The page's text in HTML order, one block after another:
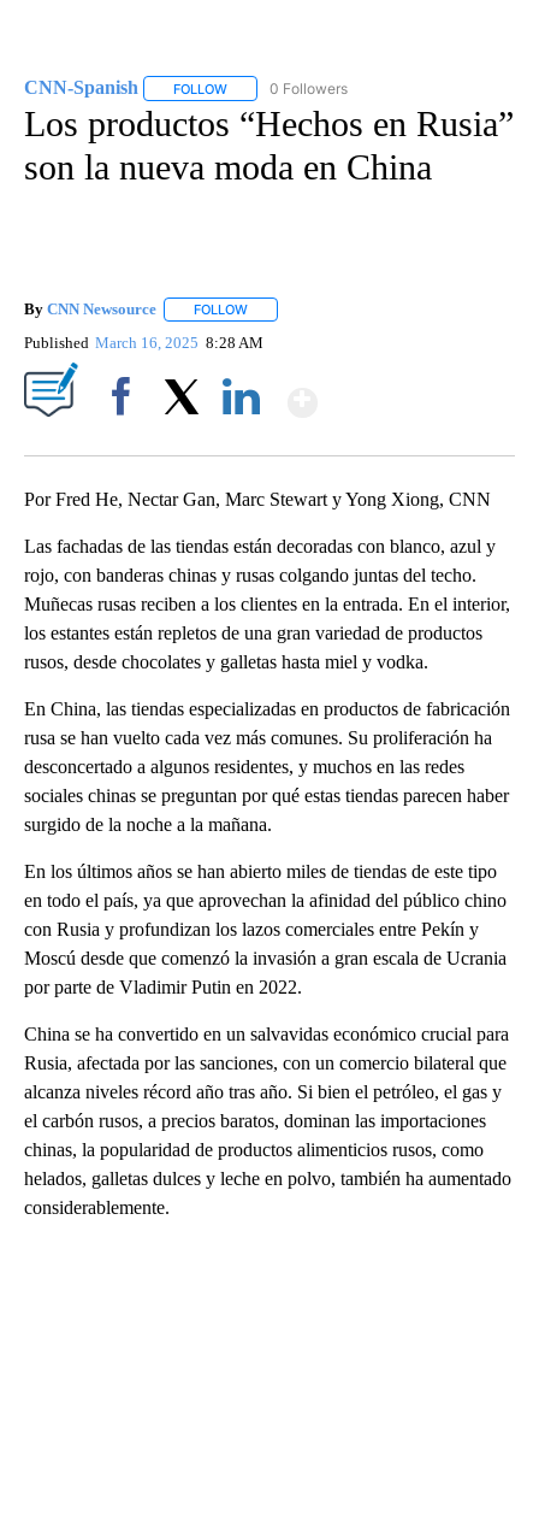
CNN-Spanish FOLLOW FOLLOW "CNN-SPANISH" TO RECEIVE
0 Followers
Los productos “Hechos en Rusia”
son la nueva moda en China
By CNN Newsource FOLLOW
Published March 16, 2025 8:28 AM
Por Fred He, Nectar Gan, Marc Stewart y Yong Xiong, CNN
Las fachadas de las tiendas están decoradas con blanco, azul y
rojo, con banderas chinas y rusas colgando juntas del techo.
Muñecas rusas reciben a los clientes en la entrada. En el interior,
los estantes están repletos de una gran variedad de productos
rusos, desde chocolates y galletas hasta miel y vodka.
En China, las tiendas especializadas en productos de fabricación
rusa se han vuelto cada vez más comunes. Su proliferación ha
desconcertado a algunos residentes, y muchos en las redes
sociales chinas se preguntan por qué estas tiendas parecen haber
surgido de la noche a la mañana.
En los últimos años se han abierto miles de tiendas de este tipo
en todo el país, ya que aprovechan la afinidad del público chino
con Rusia y profundizan los lazos comerciales entre Pekín y
Moscú desde que comenzó la invasión a gran escala de Ucrania
por parte de Vladimir Putin en 2022.
China se ha convertido en un salvavidas económico crucial para
Rusia, afectada por las sanciones, con un comercio bilateral que
alcanza niveles récord año tras año. Si bien el petróleo, el gas y
el carbón rusos, a precios baratos, dominan las importaciones
chinas, la popularidad de productos alimenticios rusos, como
helados, galletas dulces y leche en polvo, también ha aumentado
considerablemente.